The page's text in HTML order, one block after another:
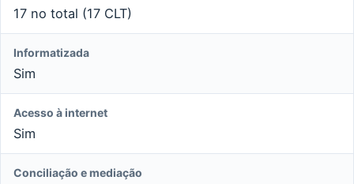
17 no total (17 CLT)
Informatizada
Sim
Acesso à internet
Sim
Conciliação e mediação